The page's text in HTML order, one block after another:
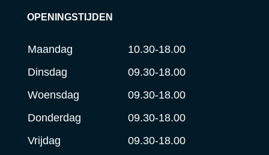
OPENINGSTIJDEN
Maandag
10.30-18.00
Dinsdag
09.30-18.00
Woensdag
09.30-18.00
Donderdag
09.30-18.00
Vrijdag
09.30-18.00